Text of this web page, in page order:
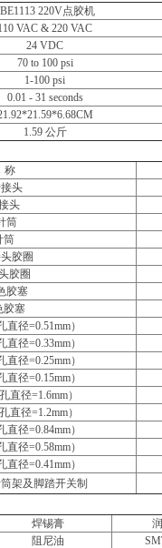
220V点胶机
VAC & 220 VAC
24 VDC
70 to 100 psi
1-100 psi
0.01 - 31 seconds
1.59 公斤
称
头
头
筒
筒
胶圈
胶圈
胶塞
胶塞
径=0.51mm）
径=0.33mm）
径=0.25mm）
径=0.15mm）
直径=1.6mm）
直径=1.2mm）
径=0.84mm）
径=0.58mm）
径=0.41mm）
架及脚踏开关制
焊锡膏
阻尼油